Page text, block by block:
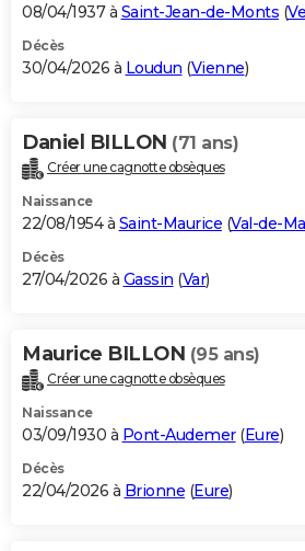
08/04/1937 à Saint-Jean-de-Monts (
Décès
30/04/2026 à Loudun (Vienne)
Daniel BILLON (71 ans)
Créer une cagnotte obsèques
Naissance
22/08/1954 à Saint-Maurice (Val-de-
Décès
27/04/2026 à Gassin (Var)
Maurice BILLON (95 ans)
Créer une cagnotte obsèques
Naissance
03/09/1930 à Pont-Audemer(Eure)
Décès
22/04/2026 à Brionne (Eure)